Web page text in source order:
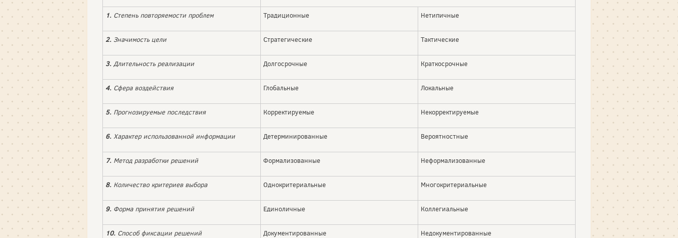
1. Степень повторяемости проблем Традиционные Нетипичные
2. Значимость цели Стратегические Тактические
3. Длительность реализации Долгосрочные Краткосрочные
4. Сфера воздействия Глобальные Локальные
5. Прогнозируемые последствия Корректируемые Некорректируемые
6. Характер использованной информации Детерминированные Вероятностные
7. Метод разработки решений Формализованные Неформализованные
8. Количество критериев выбора Однокритериальные Многокритериальные
9. Форма принятия решений Единоличные Коллегиальные
10. Способ фиксации решений Документированные Недокументированные